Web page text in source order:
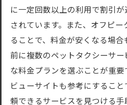
に一定回数以上の利用で割引
されています。また、オフピ
ることで、料金が安くなる場
前に複数のペットタクシーサ
な料金プランを選ぶことが重
ビューサイトも参考にするこ
頼できるサービスを見つける手